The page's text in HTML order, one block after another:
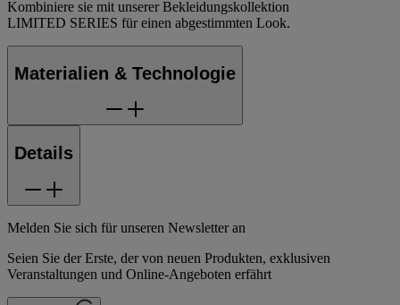
Kombiniere sie mit unserer Bekleidungskollektion
LIMITED SERIES für einen abgestimmten Look.
Materialien & Technologie
Details
Melden Sie sich für unseren Newsletter an
Seien Sie der Erste, der von neuen Produkten, exklusiven
Veranstaltungen und Online-Angeboten erfährt